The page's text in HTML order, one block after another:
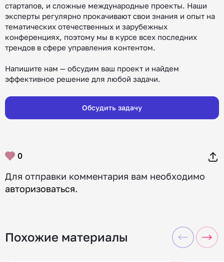
стартапов, и сложные международные проекты. Наши
эксперты регулярно прокачивают свои знания и опыт на
тематических отечественных и зарубежных
конференциях, поэтому мы в курсе всех последних
трендов в сфере управления контентом.
Напишите нам — обсудим ваш проект и найдем
эффективное решение для любой задачи.
Обсудить задачу
0
Для отправки комментария вам необходимо
авторизоваться.
Похожие материалы